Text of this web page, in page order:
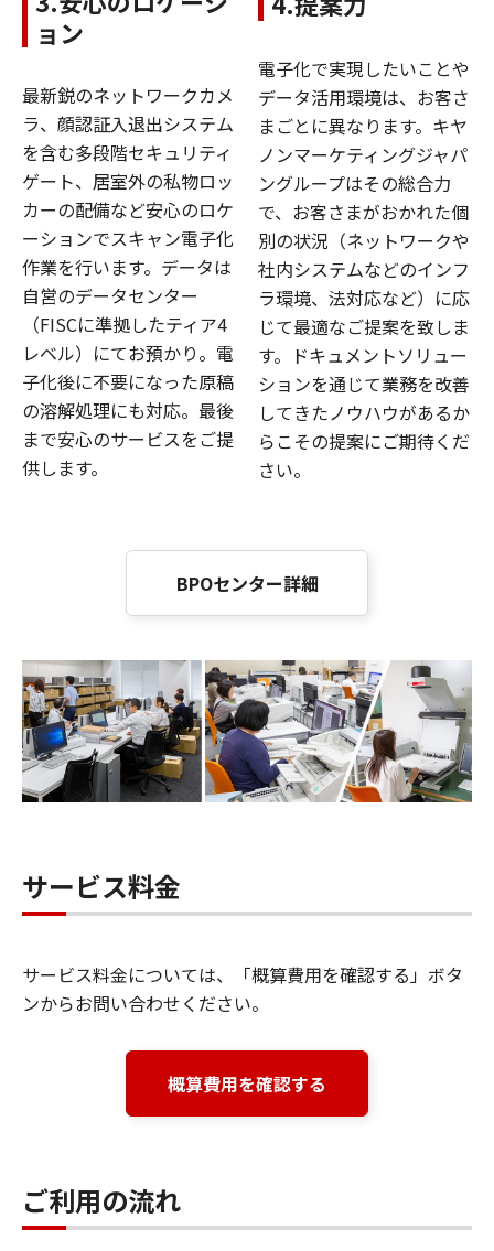
ョン
最新鋭のネットワークカメ
ラ、顔認証入退出システム
を含む多段階セキュリティ
ゲート、居室外の私物ロッ
カーの配備など安心のロケ
ーションでスキャン電子化
作業を行います。データは
自営のデータセンター
（FISCに準拠したティア4
レベル）にてお預かり。電
子化後に不要になった原稿
の溶解処理にも対応。最後
まで安心のサービスをご提
供します。
電子化で実現したいことや
データ活用環境は、お客さ
まごとに異なります。キヤ
ノンマーケティングジャパ
ングループはその総合力
で、お客さまがおかれた個
別の状況（ネットワークや
社内システムなどのインフ
ラ環境、法対応など）に応
じて最適なご提案を致しま
す。ドキュメントソリュー
ションを通じて業務を改善
してきたノウハウがあるか
らこその提案にご期待くだ
さい。
BPOセンター詳細
サービス料金
サービス料金については、「概算費用を確認する」ボタ
ンからお問い合わせください。
概算費用を確認する
ご利用の流れ